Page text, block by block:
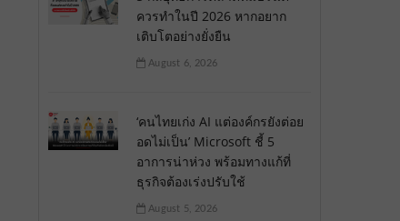
ควรทำในปี 2026 หากอยาก
เติบโตอย่างยั่งยืน
August 6, 2026
‘คนไทยเก่ง AI แต่องค์กรยังต่อย
อดไม่เป็น’ Microsoft ชี้ 5
อาการน่าห่วง พร้อมทางแก้ที่
ธุรกิจต้องเร่งปรับใช้
August 5, 2026